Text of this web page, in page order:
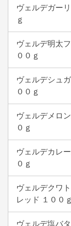
ヴェルデガー
ｇ
ヴェルデ明太
００ｇ
ヴェルデシュ
００ｇ
ヴェルデメロ
０ｇ
ヴェルデカレ
０ｇ
ヴェルデクワ
レッド １００ｇ
ヴェルデ塩バ